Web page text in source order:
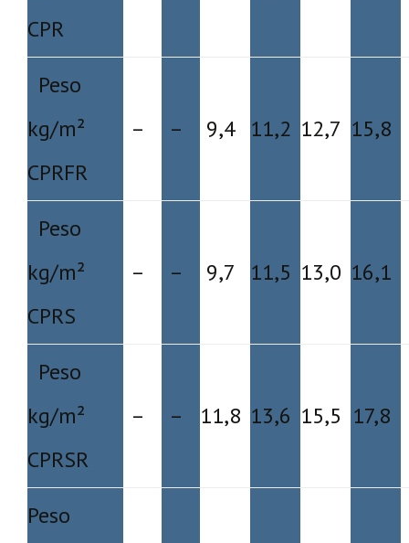
CPR
Peso
kg/m²
CPRFR
– – 9,4 11,2 12,7 15,8
Peso
kg/m²
CPRS
– – 9,7 11,5 13,0 16,1
Peso
kg/m²
CPRSR
– – 11,8 13,6 15,5 17,8
Peso